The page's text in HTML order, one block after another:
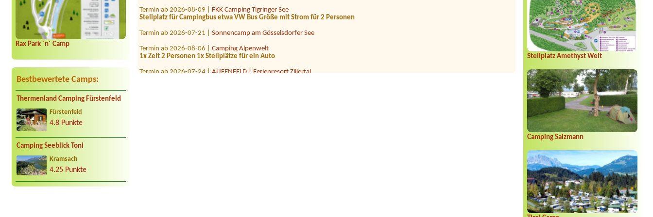
Rax Park ´n´ Camp
Bestbewertete Camps:
Thermenland Camping Fürstenfeld
Fürstenfeld
4.8 Punkte
Camping Seeblick Toni
Kramsach
4.25 Punkte
Stellplatz Amethyst Welt
Camping Salzmann
Stellplatz für Campingbus etwa VW Bus Größe mit Strom für 2 Personen
1x Zelt 2 Personen 1x Stellplätze für ein Auto
8 personen mit 2 bzw 3 zelten2 autoskeinekeine